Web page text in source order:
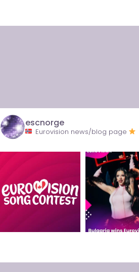
escnorge
Eurovision news/blog page